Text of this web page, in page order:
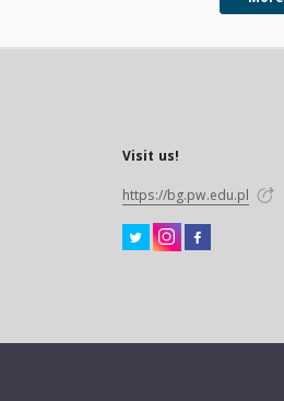
Visit us!
https://bg.pw.edu.pl